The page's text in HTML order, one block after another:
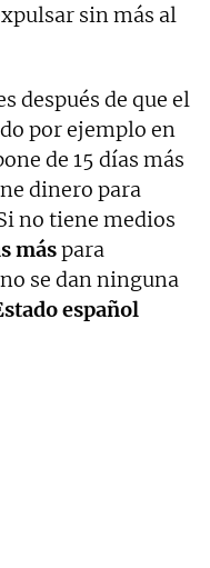
sin más al
después de que el
por ejemplo en
de 15 días más
dinero para
no tiene medios
máspara
se dan ninguna
español